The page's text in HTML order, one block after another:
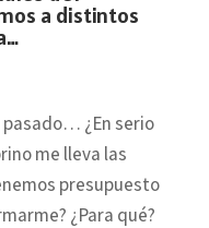
a distintos
¿En serio
me lleva las
presupuesto
¿Para qué?